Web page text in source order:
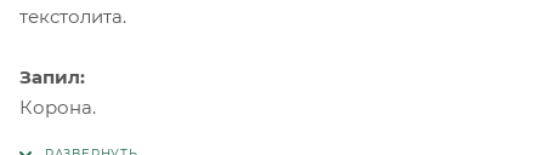
текстолита.
Запил:
Корона.